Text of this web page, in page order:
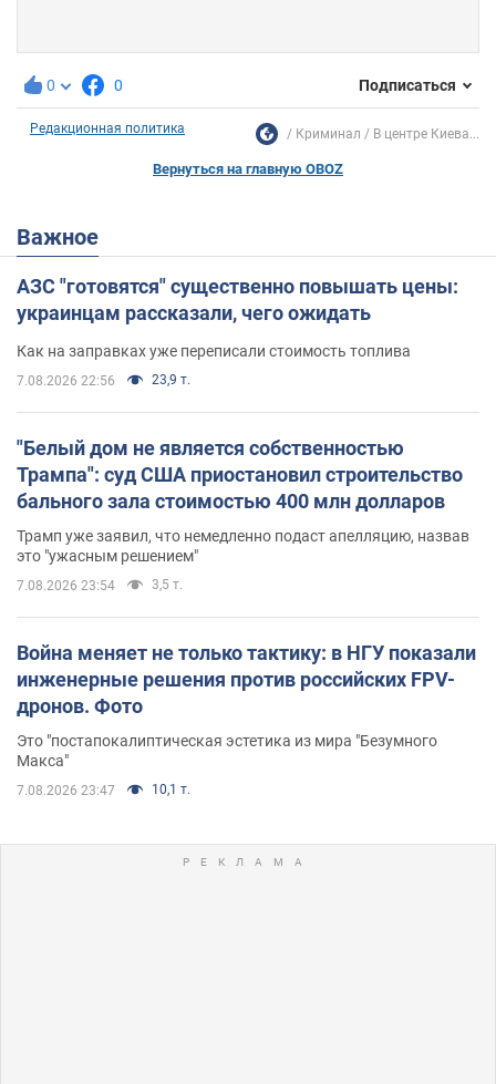
0 0 Подписаться
Редакционная политика Криминал В центре Киева...
Вернуться на главную OBOZ
Важное
АЗС "готовятся" существенно повышать цены:
украинцам рассказали, чего ожидать
Как на заправках уже переписали стоимость топлива
7.08.2026 22:56 23,9 т.
"Белый дом не является собственностью
Трампа": суд США приостановил строительство
бального зала стоимостью 400 млн долларов
Трамп уже заявил, что немедленно подаст апелляцию, назвав
это "ужасным решением"
7.08.2026 23:54 3,5 т.
Война меняет не только тактику: в НГУ показали
инженерные решения против российских FPV-
дронов. Фото
Это "постапокалиптическая эстетика из мира "Безумного
Макса"
7.08.2026 23:47 10,1 т.